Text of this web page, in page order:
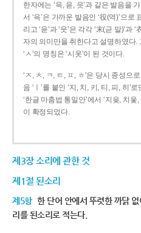
한자에는 ‘윽, 읃, 읏’과 같은 발음을
서 ‘윽’은 가까운 발음인 ‘役(역)’으로
리고 ‘읃’과 ‘읏’은 각각 ‘末(귿 말)’과
자의 의미만을 취한다고 설명하였다.
‘ㅅ’의 명칭은 ‘시옷’이 된 것이다.
‘ㅈ, ㅊ, ㅋ, ㅌ, ㅍ, ㅎ’은 당시 종성으
음 ‘ㅣ’를 붙인 ‘지, 치, 키, 티, 피, 히’
‘한글 마춤법 통일안’에서 ‘지읒, 치
이 확정되었다.
제3장 소리에 관한 것
제1절 된소리
제5항 한 단어 안에서 뚜렷한 까닭
리를 된소리로 적는다.